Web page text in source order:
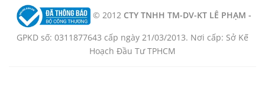
© 2012 CTY TNHH TM-DV-KT LÊ PHẠM -
GPKD số: 0311877643 cấp ngày 21/03/2013. Nơi cấp: Sở Kế
Hoạch Đầu Tư TPHCM